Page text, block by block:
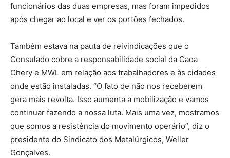
funcionários das duas empresas, mas foram impedidos
após chegar ao local e ver os portões fechados.
Também estava na pauta de reivindicações que o
Consulado cobre a responsabilidade social da Caoa
Chery e MWL em relação aos trabalhadores e às cidades
onde estão instaladas. “O fato de não nos receberem
gera mais revolta. Isso aumenta a mobilização e vamos
continuar fazendo a nossa luta. Mais uma vez, mostramos
que somos a resistência do movimento operário”, diz o
presidente do Sindicato dos Metalúrgicos, Weller
Gonçalves.